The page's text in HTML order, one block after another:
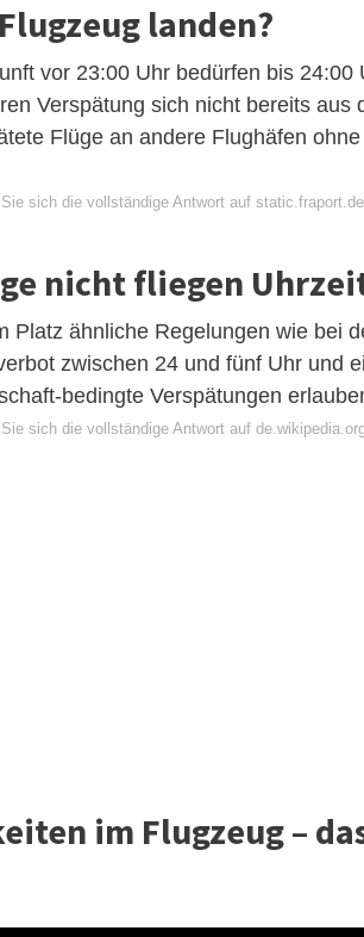
landen?
vor 23:00 Uhr bedürfen bis 24:00
Verspätung sich nicht bereits aus
Flüge an andere Flughäfen
sich die vollständige Antwort auf
nicht fliegen
Platz ähnliche Regelungen wie bei
zwischen 24 und fünf Uhr und
bedingte Verspätungen
sich die vollständige Antwort auf
im Flugzeug –